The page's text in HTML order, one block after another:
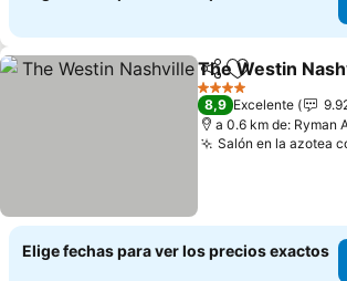
Compartir
Agregar a
The Westin
4 Estrellas
8,9 Excelente
a 0.6 km de: Ryman
Salón en la azotea
Elige fechas para ver los precios exactos